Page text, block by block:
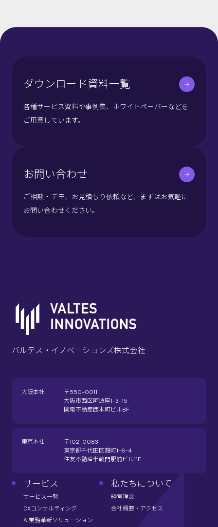
ダウンロード資料一覧
各種サービス資料や事例集、ホワイトペーパーなどを
ご用意しています。
お問い合わせ
ご相談・デモ、お見積もり依頼など、まずはお気軽に
お問い合わせください。
バルテス・イノベーションズ株式会社
大阪本社
〒550-0011
大阪市西区阿波座1-3-15
関電不動産西本町ビル8F
東京本社
〒102-0083
東京都千代田区麹町1-6-4
住友不動産半蔵門駅前ビル11F
サービス
サービス一覧
DXコンサルティング
AI業務革新ソリューション
私たちについて
経営理念
会社概要・アクセス